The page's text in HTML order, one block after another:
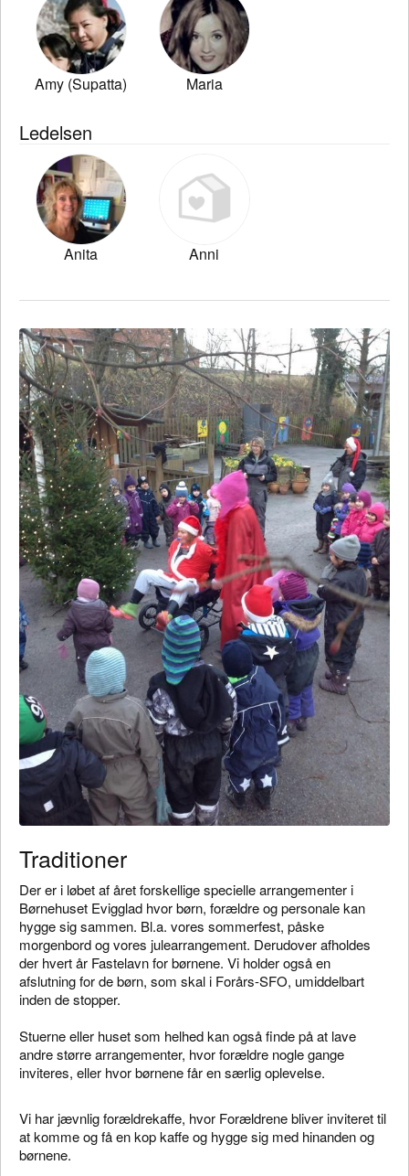
Amy (Supatta) Maria
Ledelsen
Anita Anni
Traditioner
Der er i løbet af året forskellige specielle arrangementer i
Børnehuset Evigglad hvor børn, forældre og personale kan
hygge sig sammen. Bl.a. vores sommerfest, påske
morgenbord og vores julearrangement. Derudover afholdes
der hvert år Fastelavn for børnene. Vi holder også en
afslutning for de børn, som skal i Forårs-SFO, umiddelbart
inden de stopper.
Stuerne eller huset som helhed kan også finde på at lave
andre større arrangementer, hvor forældre nogle gange
inviteres, eller hvor børnene får en særlig oplevelse.
Vi har jævnlig forældrekaffe, hvor Forældrene bliver inviteret til
at komme og få en kop kaffe og hygge sig med hinanden og
børnene.